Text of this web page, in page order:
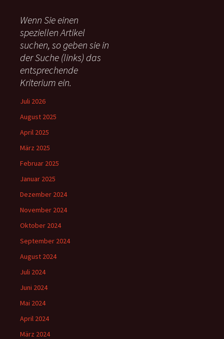
n
n
a
c
:
Wenn Sie einen
speziellen Artikel
suchen, so geben sie in
der Suche (links) das
entsprechende
Kriterium ein.
Juli 2026
August 2025
April 2025
März 2025
Februar 2025
Januar 2025
Dezember 2024
November 2024
Oktober 2024
September 2024
August 2024
Juli 2024
Juni 2024
Mai 2024
April 2024
März 2024